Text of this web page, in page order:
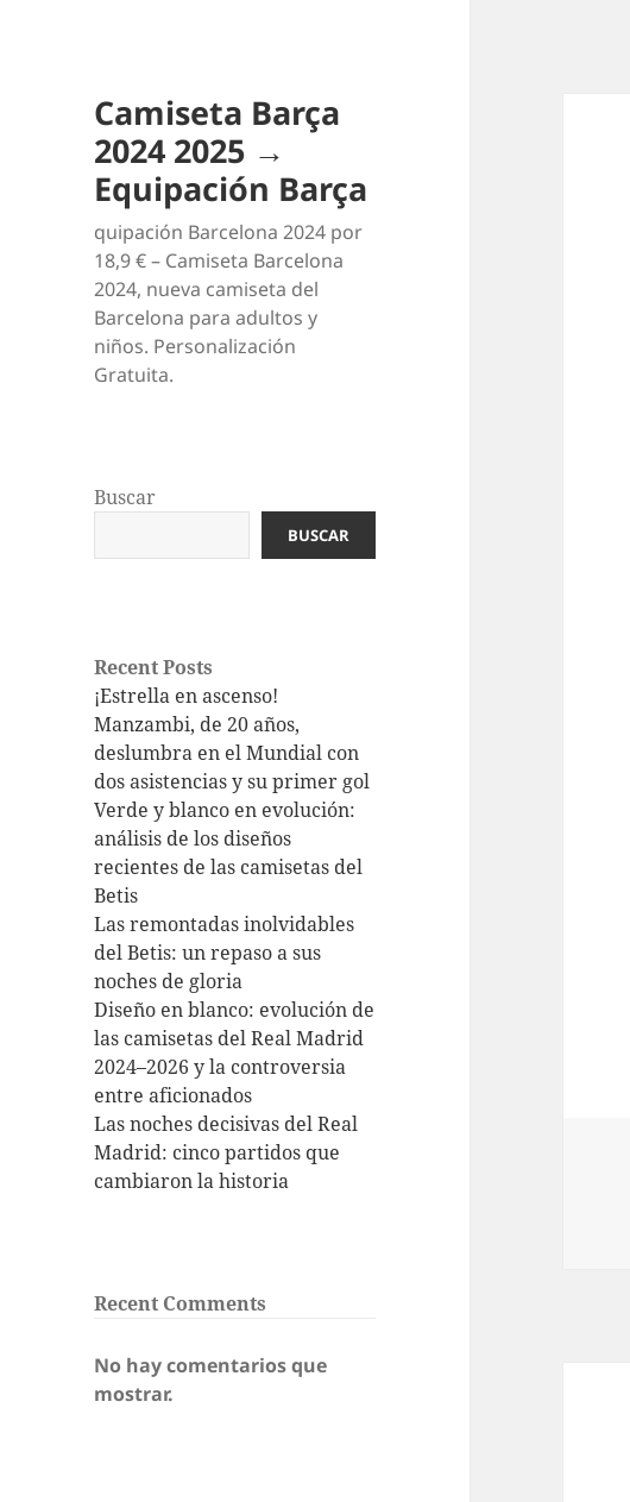
Camiseta Barça
2024 2025 →
Equipación Barça
quipación Barcelona 2024 por
18,9 € – Camiseta Barcelona
2024, nueva camiseta del
Barcelona para adultos y
niños. Personalización
Gratuita.
Buscar
BUSCAR
Recent Posts
¡Estrella en ascenso!
Manzambi, de 20 años,
deslumbra en el Mundial con
dos asistencias y su primer gol
Verde y blanco en evolución:
análisis de los diseños
recientes de las camisetas del
Betis
Las remontadas inolvidables
del Betis: un repaso a sus
noches de gloria
Diseño en blanco: evolución de
las camisetas del Real Madrid
2024–2026 y la controversia
entre aficionados
Las noches decisivas del Real
Madrid: cinco partidos que
cambiaron la historia
Recent Comments
No hay comentarios que
mostrar.